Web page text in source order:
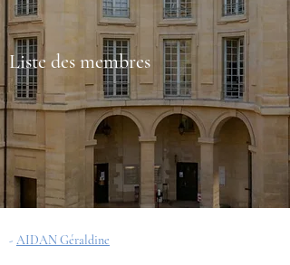
Liste des membres
- AIDAN Géraldine